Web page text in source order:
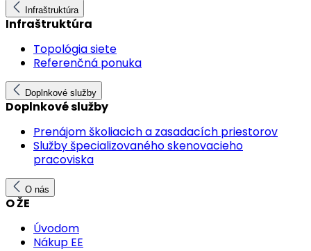
Infraštruktúra
Infraštruktúra
Topológia siete
Referenčná ponuka
Doplnkové služby
Doplnkové služby
Prenájom školiacich a zasadacích priestorov
Služby špecializovaného skenovacieho
pracoviska
O nás
O ŽE
Úvodom
Nákup EE